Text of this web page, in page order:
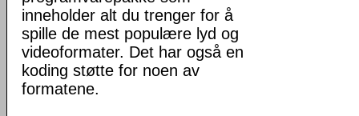
inneholder alt du trenger for å
spille de mest populære lyd og
videoformater. Det har også en
koding støtte for noen av
formatene.